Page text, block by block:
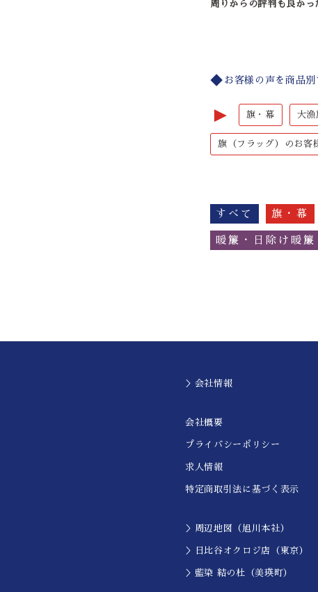
周りからの評判も良かっ
お客様の声を商品別
► 旗・幕 大漁
旗（フラッグ）のお客
すべて 旗・幕
暖簾・日除け暖簾
＞会社情報
会社概要
プライバシーポリシー
求人情報
特定商取引法に基づく表示
＞周辺地図（旭川本社）
＞日比谷オクロジ店（東京）
＞藍染 結の杜（美瑛町）